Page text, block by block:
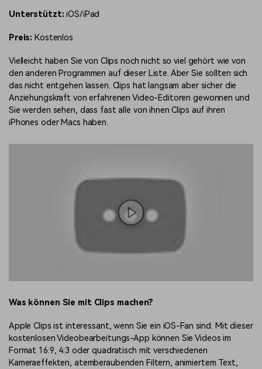
Unterstützt:iOS/iPad
Preis: Kostenlos
Vielleicht haben Sie von Clips noch nicht so viel gehört wie von
den anderen Programmen auf dieser Liste. Aber Sie sollten sich
das nicht entgehen lassen. Clips hat langsam aber sicher die
Anziehungskraft von erfahrenen Video-Editoren gewonnen und
Sie werden sehen, dass fast alle von ihnen Clips auf ihren
iPhones oder Macs haben.
Was können Sie mit Clips machen?
Apple Clips ist interessant, wenn Sie ein iOS-Fan sind. Mit dieser
kostenlosen Videobearbeitungs-App können Sie Videos im
Format 16:9, 4:3 oder quadratisch mit verschiedenen
Kameraeffekten, atemberaubenden Filtern, animiertem Text,